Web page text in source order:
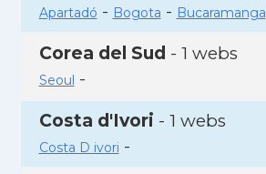
Apartadó - Bogota - Bucaramanga
Corea del Sud - 1 webs
Seoul -
Costa d'Ivori - 1 webs
Costa D ivori -